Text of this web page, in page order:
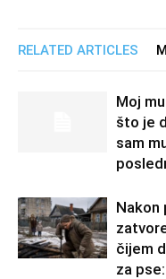
RELATED ARTICLES
Moj
što je
sam
Nakon
čijem
za